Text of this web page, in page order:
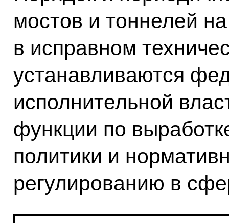
мостов и тоннелей
в исправном
устанавливаются
исполнительной
функции по
политики и
регулированию в